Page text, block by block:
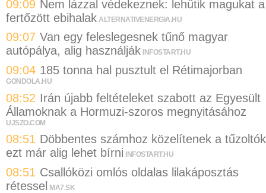
09:09 Nem lázzal védekeznek: lehűtik magukat a
fertőzött ebihalak ALTERNATIVENERGIA.HU
09:07 Van egy feleslegesnek tűnő magyar
autópálya, alig használják INFOSTART.HU
09:04 185 tonna hal pusztult el Rétimajorban
GONDOLA.HU
08:52 Irán újabb feltételeket szabott az Egyesült
Államoknak a Hormuzi-szoros megnyitásához
UJSZO.COM
08:51 Döbbentes számhoz közelítenek a
ezt már alig lehet bírni
INFOSTART.HU
08:51 Csallóközi omlós oldalas lilakáposztás
rétessel MA7.SK